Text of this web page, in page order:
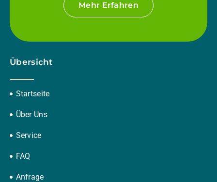
Mehr Erfahren
Übersicht
Startseite
Über Uns
Service
FAQ
Anfrage